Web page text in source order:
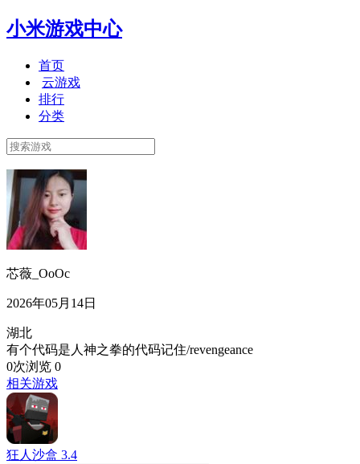
小米游戏中心
首页
云游戏
排行
分类
芯薇_OoOc
2026年05月14日
湖北
有个代码是人神之拳的代码记住/revengeance
0次浏览 0
相关游戏
狂人沙盒 3.4